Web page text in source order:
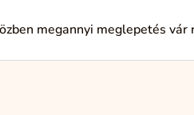
megannyi meglepetés